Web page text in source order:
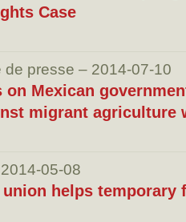
Case
presse – 2014-07-10
on Mexican
migrant agriculture
05-08
helps temporary